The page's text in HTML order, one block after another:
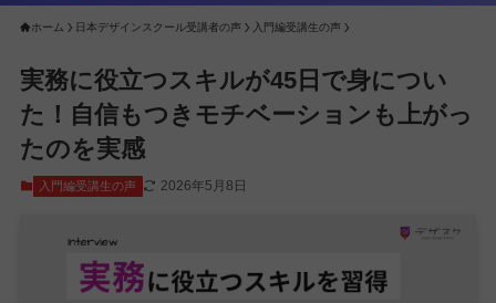
ホーム 日本デザインスクール受講者の声 入門編受講生の声
実務に役立つスキルが45日で身につい
た！自信もつきモチベーションも上がっ
たのを実感
入門編受講生の声 2026年5月8日